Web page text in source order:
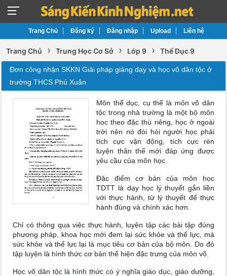
Trang Chủ Đăng ký Đăng nhập Upload Liên hệ
Trang Chủ › Trung Học Cơ Sở › Lớp 9 › Thể Dục 9
Đơn công nhận SKKN Giải pháp giảng dạy và học võ dân tộc ở
trường THCS Phú Xuân
Môn thể dục, cụ thể là môn võ dân
tộc trong nhà trường là một bộ môn
học theo đặc thù riêng, học ở ngoài
trời nên nó đòi hỏi người học phải
tích cực vận động, tích cực rèn
luyện thân thể mới đáp ứng được
yêu cầu của môn học.
Đặc điểm cơ bản của môn học
TDTT là dạy học lý thuyết gắn liền
với thực hành, từ lý thuyết để thực
hành đúng và chính xác hơn.
Chỉ có thông qua việc thực hành, luyện tập các bài tập đúng
phương pháp, khoa học mới đem lại sức khỏe và thể lực, mà
sức khỏe và thể lực lại là mục tiêu cơ bản của bộ môn. Do đó
tập luyện là hình thức cơ bản thể hiện đặc trưng của môn võ.
Học võ dân tộc là hình thức có ý nghĩa giáo dục, giáo dưỡng,